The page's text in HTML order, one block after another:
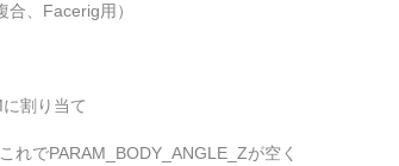
、Facerig用）
割り当て
でPARAM_BODY_ANGLE_Zが空く